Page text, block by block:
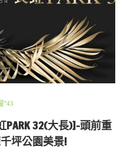
"43
32(大長)]-頭前重
坪公園美景!